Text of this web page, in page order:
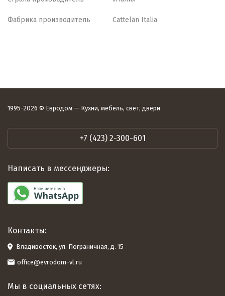
Фабрика производитель Cattelan Italia
1995-2026 © Евродом — Кухни, мебель, свет, двери
+7 (423) 2-300-601
Написать в мессенджеры:
Контакты:
Владивосток, ул. Пограничная, д. 15
office@evrodom-vl.ru
Мы в социальных сетях: